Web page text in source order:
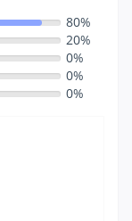
80%
20%
0%
0%
0%